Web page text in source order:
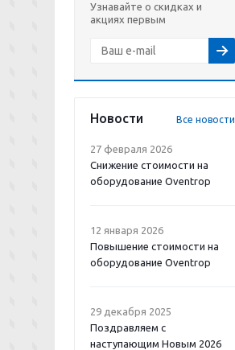
Узнавайте о скидках и
акциях первым
Новости Все новости
27 февраля 2026
Снижение стоимости на
оборудование Oventrop
12 января 2026
Повышение стоимости на
оборудование Oventrop
29 декабря 2025
Поздравляем с
наступающим Новым 2026